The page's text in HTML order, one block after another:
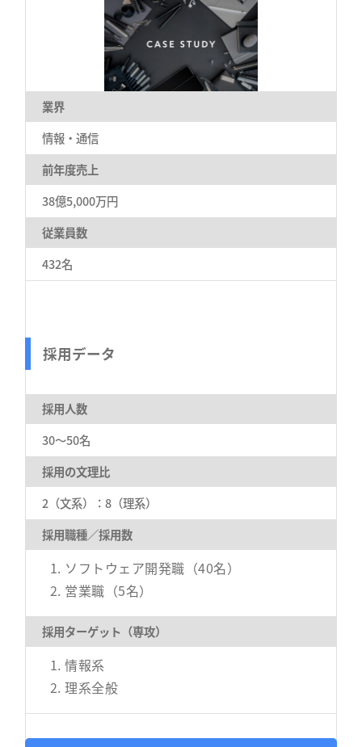
業界
情報・通信
前年度売上
38億5,000万円
従業員数
432名
採用データ
採用人数
30～50名
採用の文理比
2（文系）：8（理系）
採用職種／採用数
ソフトウェア開発職（40名）
営業職（5名）
採用ターゲット（専攻）
情報系
理系全般